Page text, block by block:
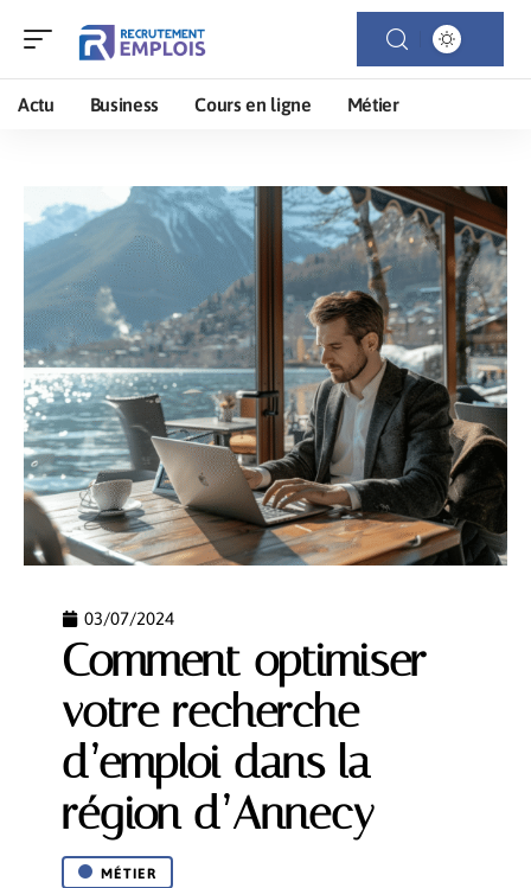
Actu Business Cours en ligne Métier
03/07/2024
Comment optimiser
votre recherche
d’emploi dans la
région d’Annecy
MÉTIER